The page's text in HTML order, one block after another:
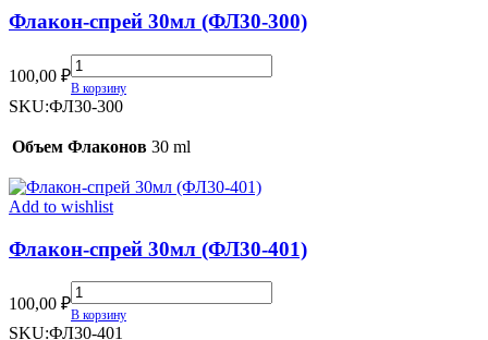
Флакон-спрей 30мл (ФЛ30-300)
100,00 ₽
Флакон-
спрей
30мл
300)
В корзину
SKU:ФЛ30-300
Объем Флаконов 30 ml
Add to wishlist
Флакон-спрей 30мл (ФЛ30-401)
100,00 ₽
Флакон-
спрей
30мл
В корзину
SKU:ФЛ30-401